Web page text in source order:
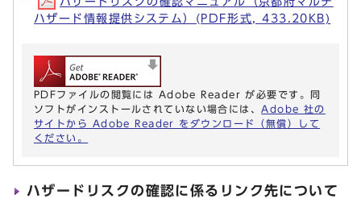
ハザード情報提供システム）(PDF形式, 433.20KB)
PDFファイルの閲覧には Adobe Reader が必要です。同
ソフトがインストールされていない場合には、 Adobe 社の
サイトから Adobe Reader をダウンロード（無償）して
ください。
ハザードリスクの確認に係るリンク先について